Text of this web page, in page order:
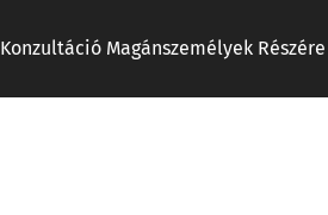
Konzultáció Magánszemélyek Részére